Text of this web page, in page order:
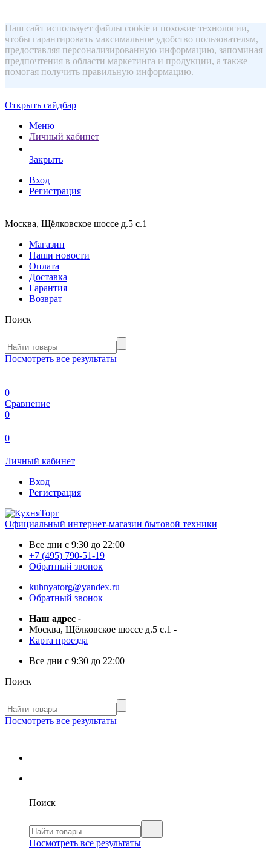
Наш сайт использует файлы cookie и похожие технологии,
чтобы гарантировать максимальное удобство пользователям,
предоставляя персонализированную информацию, запоминая
предпочтения в области маркетинга и продукции, а также
помогая получить правильную информацию.
Открыть сайдбар
Меню
Личный кабинет
Закрыть
Вход
Регистрация
Москва, Щёлковское шоссе д.5 с.1
Магазин
Наши новости
Оплата
Доставка
Гарантия
Возврат
Поиск
Посмотреть все результаты
0
Сравнение
0
0
Личный кабинет
Вход
Регистрация
Официальный интернет-магазин бытовой техники
Все дни с 9:30 до 22:00
+7 (495) 790-51-19
Обратный звонок
kuhnyatorg@yandex.ru
Обратный звонок
Наш адрес -
Москва, Щёлковское шоссе д.5 с.1 -
Карта проезда
Все дни с 9:30 до 22:00
Поиск
Посмотреть все результаты
Поиск
Посмотреть все результаты